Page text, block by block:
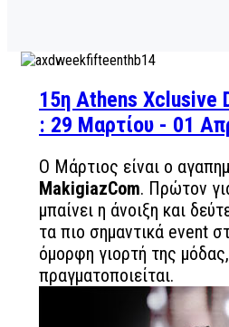
15η Athens Xclusive
: 29 Μαρτίου - 01
Ο Μάρτιος είναι ο
MakigiazCom. Πρώτον
μπαίνει η άνοιξη και
τα πιο σημαντικά event
όμορφη γιορτή της μόδας,
πραγματοποιείται.